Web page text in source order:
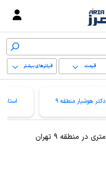
قیمت فیلترهای بیشتر
پاک کردن محدوده
دکتر هوشیار منطقه 9 استاد